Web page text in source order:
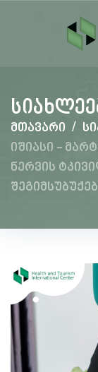
მთავარი /
იშიასი -
ნერვის